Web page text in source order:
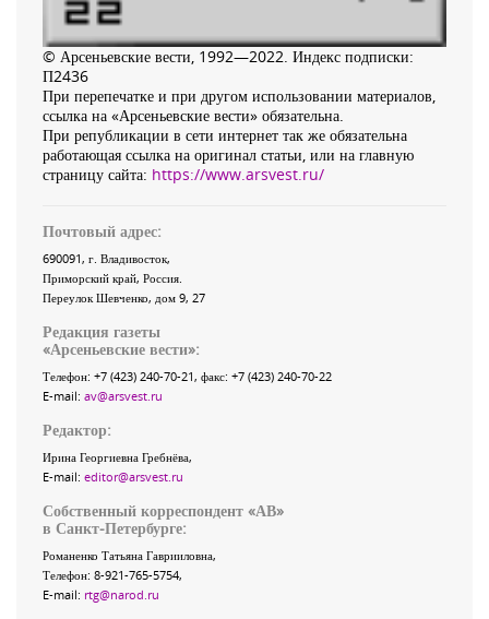
© Арсеньевские вести, 1992—2022. Индекс подписки:
П2436
При перепечатке и при другом использовании материалов,
ссылка на «Арсеньевские вести» обязательна.
При републикации в сети интернет так же обязательна
работающая ссылка на оригинал статьи, или на главную
страницу сайта: https://www.arsvest.ru/
Почтовый адрес:
690091, г. Владивосток,
Приморский край, Россия
Переулок Шевченко, дом 9, 27
Редакция газеты
«Арсеньевские вести»:
Телефон: +7 (423) 240-70-21, факс: +7 (423) 240-70-22
E-mail: av@arsvest.ru
Редактор:
Ирина Георгиевна Гребнёва,
E-mail: editor@arsvest.ru
Собственный корреспондент «АВ»
в Санкт-Петербурге:
Романенко Татьяна Гаврииловна,
Телефон: 8-921-765-5754,
E-mail: rtg@narod.ru